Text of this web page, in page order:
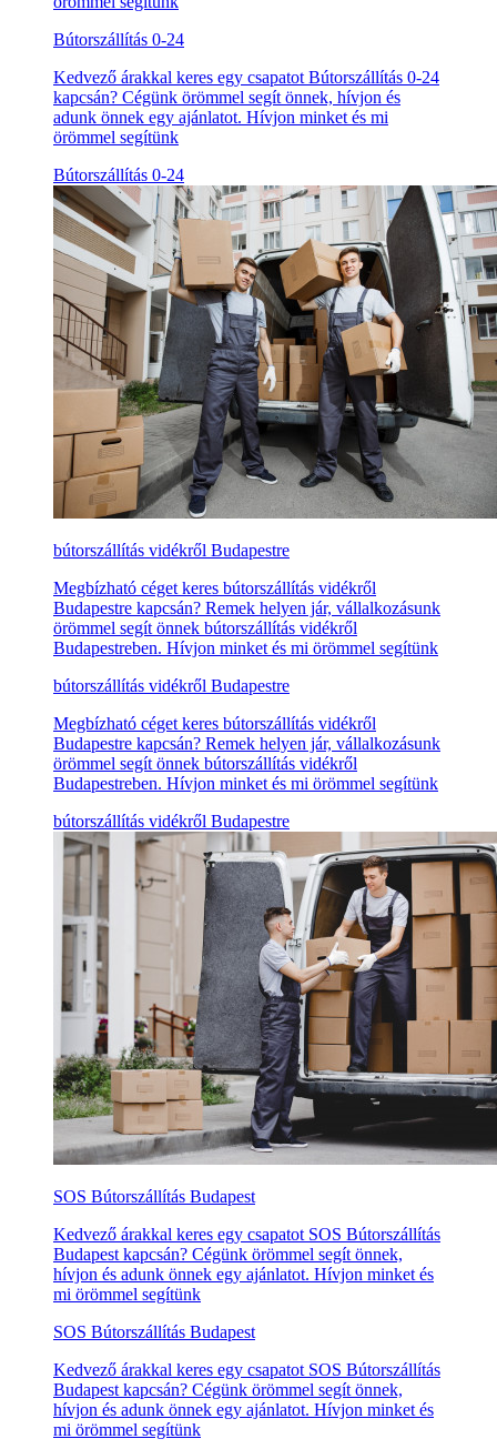
Bútorszállítás 0-24
Kedvező árakkal keres egy csapatot Bútorszállítás 0-24
kapcsán? Cégünk örömmel segít önnek, hívjon és
adunk önnek egy ajánlatot. Hívjon minket és mi
örömmel segítünk
Bútorszállítás 0-24
bútorszállítás vidékről Budapestre
Megbízható céget keres bútorszállítás vidékről
Budapestre kapcsán? Remek helyen jár, vállalkozásunk
örömmel segít önnek bútorszállítás vidékről
Budapestreben. Hívjon minket és mi örömmel segítünk
bútorszállítás vidékről Budapestre
Megbízható céget keres bútorszállítás vidékről
Budapestre kapcsán? Remek helyen jár, vállalkozásunk
örömmel segít önnek bútorszállítás vidékről
Budapestreben. Hívjon minket és mi örömmel segítünk
bútorszállítás vidékről Budapestre
SOS Bútorszállítás Budapest
Kedvező árakkal keres egy csapatot SOS Bútorszállítás
Budapest kapcsán? Cégünk örömmel segít önnek,
hívjon és adunk önnek egy ajánlatot. Hívjon minket és
mi örömmel segítünk
SOS Bútorszállítás Budapest
Kedvező árakkal keres egy csapatot SOS Bútorszállítás
Budapest kapcsán? Cégünk örömmel segít önnek,
hívjon és adunk önnek egy ajánlatot. Hívjon minket és
mi örömmel segítünk